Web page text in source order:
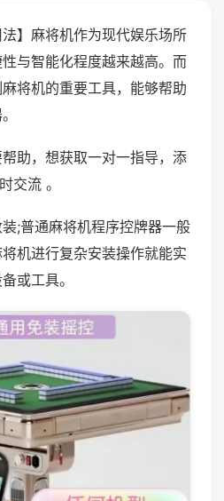
法】麻将机作为现代娱乐场所
与智能化程度越来越高。而
将机的重要工具，能够帮助
助，想获取一对一指导，添
交流 。
;普通麻将机程序控牌器一般
机进行复杂安装操作就能实
或工具。